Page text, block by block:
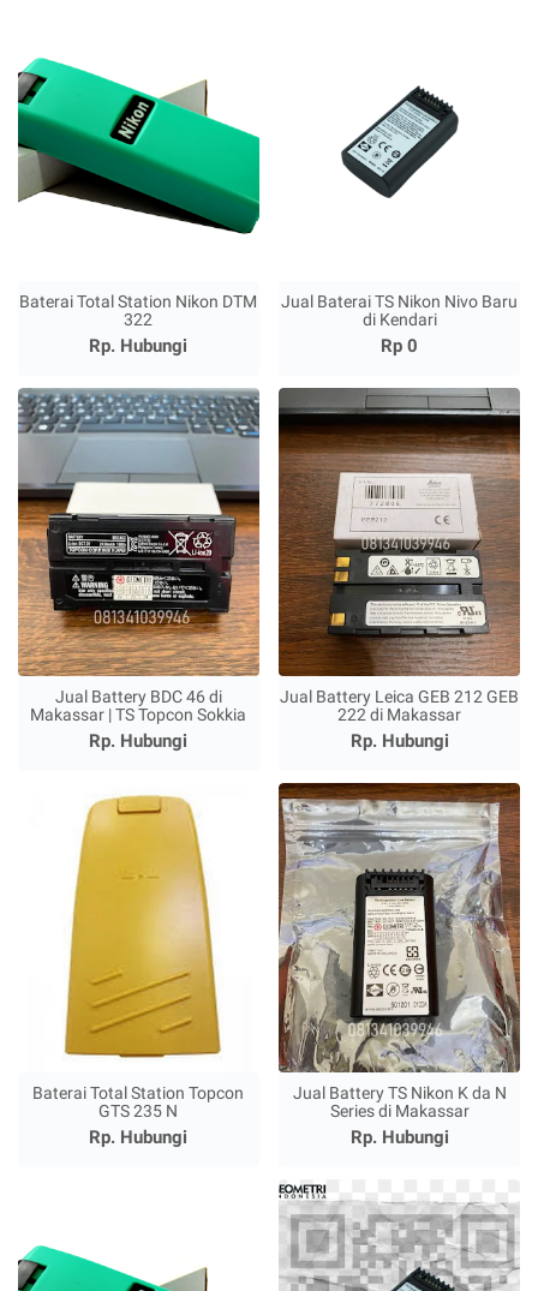
Baterai Total Station Nikon DTM
322
Rp. Hubungi
Jual Baterai TS Nikon Nivo Baru
di Kendari
Rp 0
Jual Battery BDC 46 di
Makassar | TS Topcon Sokkia
Rp. Hubungi
Jual Battery Leica GEB 212 GEB
222 di Makassar
Rp. Hubungi
Baterai Total Station Topcon
GTS 235 N
Rp. Hubungi
Jual Battery TS Nikon K da N
Series di Makassar
Rp. Hubungi